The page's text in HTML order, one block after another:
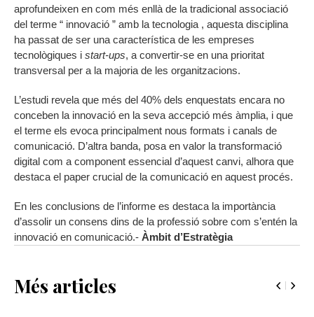
aprofundeixen en com més enllà de la tradicional associació
del terme “ innovació ” amb la tecnologia , aquesta disciplina
ha passat de ser una característica de les empreses
tecnològiques i start-ups, a convertir-se en una prioritat
transversal per a la majoria de les organitzacions.
L’estudi revela que més del 40% dels enquestats encara no
conceben la innovació en la seva accepció més àmplia, i que
el terme els evoca principalment nous formats i canals de
comunicació. D’altra banda, posa en valor la transformació
digital com a component essencial d’aquest canvi, alhora que
destaca el paper crucial de la comunicació en aquest procés.
En les conclusions de l’informe es destaca la importància
d’assolir un consens dins de la professió sobre com s’entén la
innovació en comunicació.- Àmbit d’Estratègia
Més articles